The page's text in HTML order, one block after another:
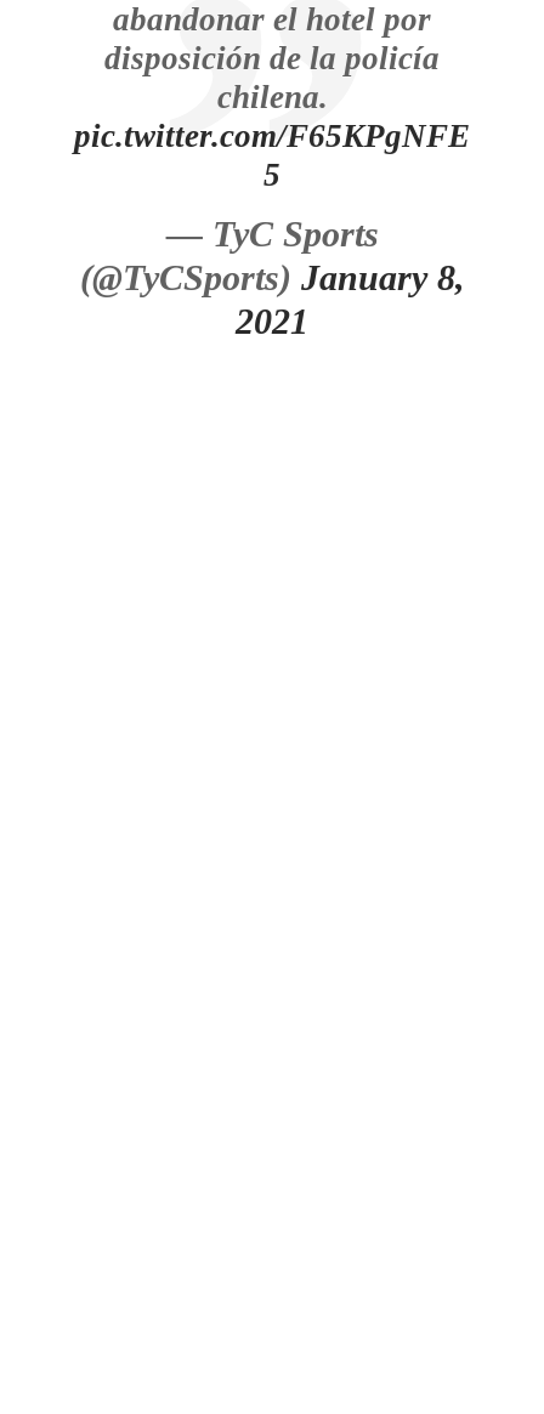
abandonar el hotel por
disposición de la policía
chilena.
pic.twitter.com/F65KPgNFE
5
— TyC Sports
(@TyCSports) January 8,
2021